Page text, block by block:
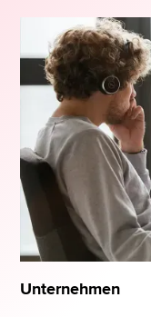
Unternehmen